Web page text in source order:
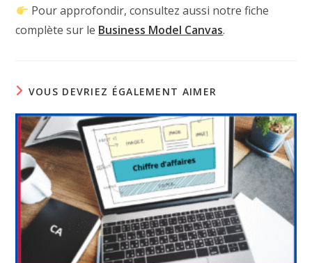
Pour approfondir, consultez aussi notre fiche
complète sur le Business Model Canvas.
VOUS DEVRIEZ ÉGALEMENT AIMER